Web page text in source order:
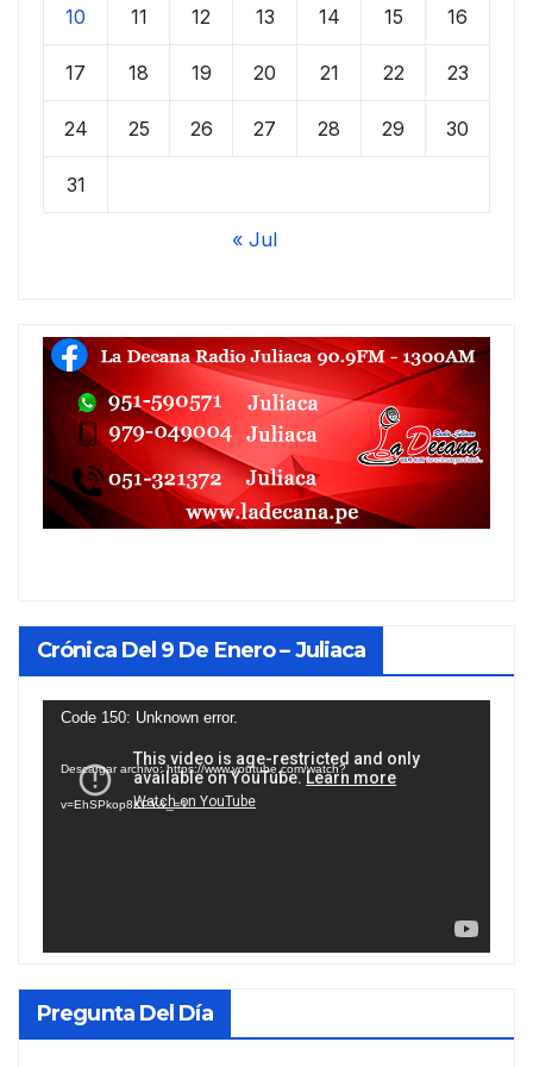
10 11 12 13 14 15 16
17 18 19 20 21 22 23
24 25 26 27 28 29 30
31
« Jul
Crónica Del 9 De Enero – Juliaca
Reproductor
vídeo
Code 150: Unknown error.
Descargar archivo: https://www.youtube.com/watch?
v=EhSPkop8KPY&_=1
Pregunta Del Día